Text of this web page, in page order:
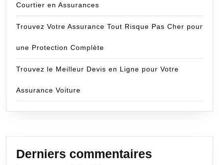
Courtier en Assurances
Trouvez Votre Assurance Tout Risque Pas Cher pour
une Protection Complète
Trouvez le Meilleur Devis en Ligne pour Votre
Assurance Voiture
Derniers commentaires